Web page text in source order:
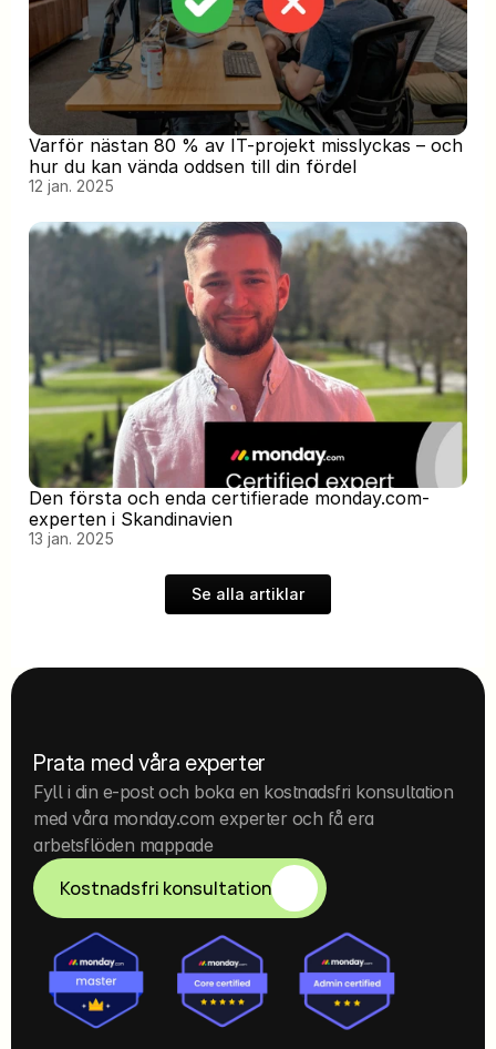
Varför nästan 80 % av IT-projekt misslyckas – och
hur du kan vända oddsen till din fördel
12 jan. 2025
Den första och enda certifierade monday.com-
experten i Skandinavien
13 jan. 2025
Se alla artiklar
Prata med våra experter
Fyll i din e-post och boka en kostnadsfri konsultation
med våra monday.com experter och få era
arbetsflöden mappade
Kostnadsfri konsultation